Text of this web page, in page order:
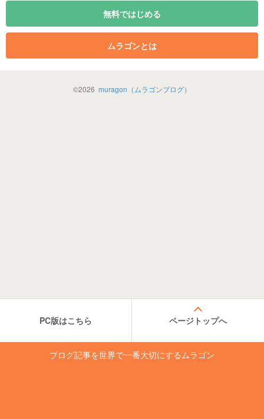
無料ではじめる
ムラゴンとは
©2026 muragon（ムラゴンブログ）
PC版はこちら ページトップへ
ブログ記事を世界で一番大切にするムラゴン